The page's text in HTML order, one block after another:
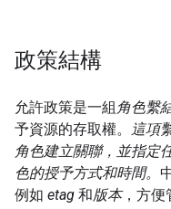
政策結構
允許政策是一組 角色繫
予資源的存取權。 這項
角色建立關聯，並指定
色的授予方式和時間。
例如 etag 和版本，方便